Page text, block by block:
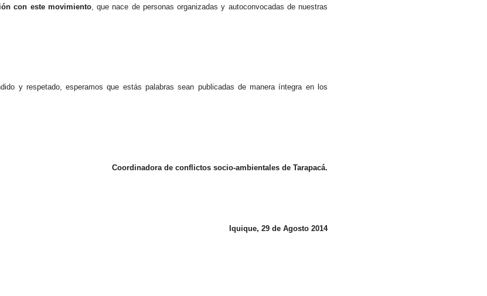
con este movimiento, que nace de personas organizadas y autoconvocadas de nuestras
y respetado, esperamos que estás palabras sean publicadas de manera íntegra en los
Coordinadora de conflictos socio-ambientales de Tarapacá.
Iquique, 29 de Agosto 2014